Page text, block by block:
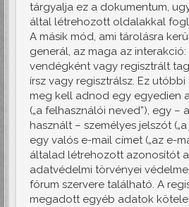
tárgyalja ez a dokumentum,
által létrehozott oldalakkal
A másik mód, ami tárolásra
generál, az maga az
vendégként vagy regisztrált
írsz vagy regisztrálsz. Ez
meg kell adnod egy egyedien
(„a felhasználói neved”), egy –
használt – személyes jelszót
egy valós e-mail címet („az e-
általad létrehozott azonosítót
adatvédelmi törvényei
fórum szervere található. A
megadott egyéb adatok